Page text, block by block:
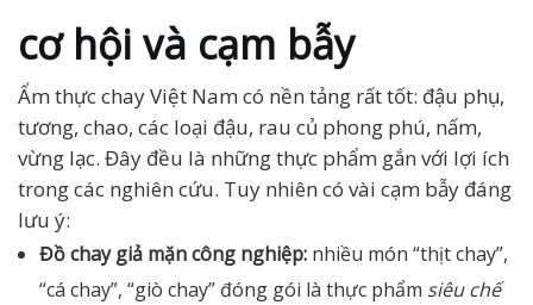
cơ hội và cạm bẫy
Ẩm thực chay Việt Nam có nền tảng rất tốt: đậu phụ,
tương, chao, các loại đậu, rau củ phong phú, nấm,
vừng lạc. Đây đều là những thực phẩm gắn với lợi ích
trong các nghiên cứu. Tuy nhiên có vài cạm bẫy đáng
lưu ý:
Đồ chay giả mặn công nghiệp: nhiều món “thịt chay”,
“cá chay”, “giò chay” đóng gói là thực phẩm siêu chế